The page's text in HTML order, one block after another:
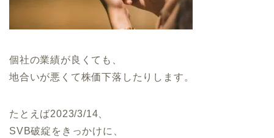
個社の業績が良くても、
地合いが悪くて株価下落したりします。
たとえば2023/3/14、
SVB破綻をきっかけに、